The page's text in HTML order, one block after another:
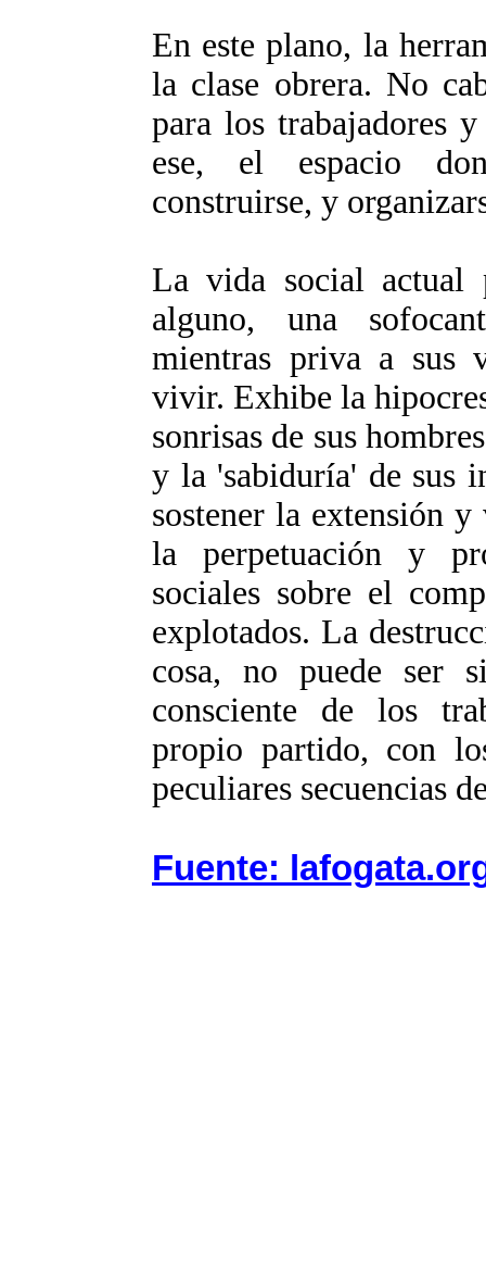
En este plano, la
la clase obrera. No
para los trabajadores
ese, el espacio
construirse, y
La vida social actual
alguno, una
mientras priva a sus
vivir. Exhibe la
sonrisas de sus
y la 'sabiduría' de sus
sostener la extensión
la perpetuación y
sociales sobre el
explotados. La
cosa, no puede ser
consciente de los
propio partido, con
peculiares secuencias
Fuente: